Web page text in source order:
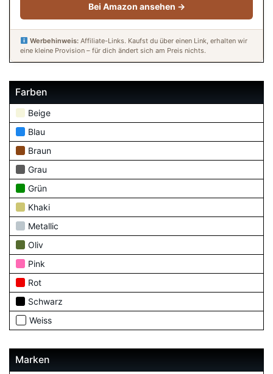
Bei Amazon ansehen →
Werbehinweis:Affiliate-Links. Kaufst du über einen Link, erhalten wir
eine kleine Provision – für dich ändert sich am Preis nichts.
Farben
Beige
Blau
Braun
Grau
Grün
Khaki
Metallic
Oliv
Pink
Rot
Schwarz
Weiss
Marken